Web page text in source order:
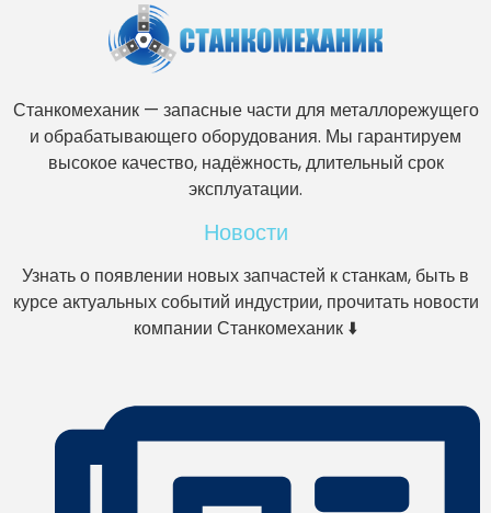
Станкомеханик — запасные части для металлорежущего
и обрабатывающего оборудования. Мы гарантируем
высокое качество, надёжность, длительный срок
эксплуатации.
Новости
Узнать о появлении новых запчастей к станкам, быть в
курсе актуальных событий индустрии, прочитать новости
компании Станкомеханик ⬇️